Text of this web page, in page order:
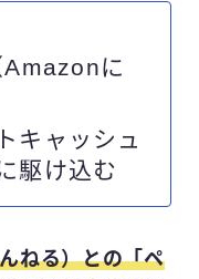
に
キャッシュ
駆け込む
ねる）との「ペ